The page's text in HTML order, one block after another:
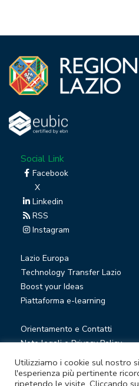
Social Link
Facebook
X
Linkedin
RSS
Instagram
Lazio Europa
Technology Transfer Lazio
Boost your Ideas
Piattaforma e-learning
Orientamento e Contatti
Note legali e Privacy Policy
Privacy Newsletter
Società trasparente
Utilizziamo i cookie sul nostro
l'esperienza più pertinente
ripetendo le visite. Cliccando